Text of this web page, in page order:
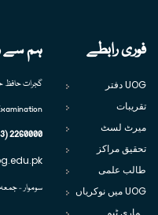
فوری رابطے
UOG دفتر
تقریبات
میرٹ لسٹ
تحقیق مراکز
طالب علمی
UOG میں نوکریاں
ہماری ٹیم
ہم سے
گجرات حافظ
2260000
سوموار - جمعہ 8.00 - 16.30